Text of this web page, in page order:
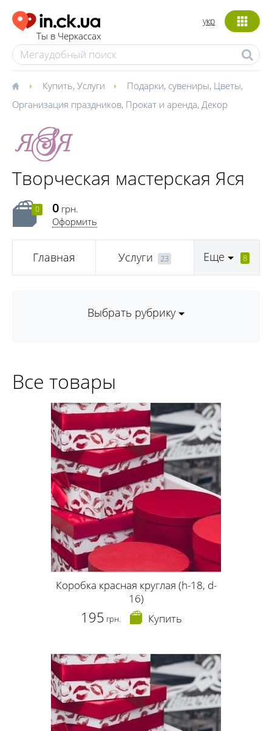
Ты в Черкассах
укр
Купить, Услуги Подарки, сувениры, Цветы,
Организация праздников, Прокат и аренда, Декор
Творческая мастерская Яся
0 0 грн.
Оформить
Главная Услуги 23 Еще 8
Выбрать рубрику
Все товары
Коробка красная круглая (h-18, d-
16)
195 грн. Купить